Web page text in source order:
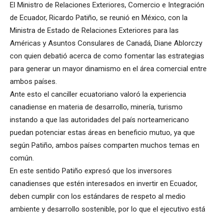
El Ministro de Relaciones Exteriores, Comercio e Integración
de Ecuador, Ricardo Patiño, se reunió en México, con la
Ministra de Estado de Relaciones Exteriores para las
Américas y Asuntos Consulares de Canadá, Diane Ablorczy
con quien debatió acerca de como fomentar las estrategias
para generar un mayor dinamismo en el área comercial entre
ambos países.
Ante esto el canciller ecuatoriano valoró la experiencia
canadiense en materia de desarrollo, minería, turismo
instando a que las autoridades del país norteamericano
puedan potenciar estas áreas en beneficio mutuo, ya que
según Patiño, ambos países comparten muchos temas en
común.
En este sentido Patiño expresó que los inversores
canadienses que estén interesados en invertir en Ecuador,
deben cumplir con los estándares de respeto al medio
ambiente y desarrollo sostenible, por lo que el ejecutivo está